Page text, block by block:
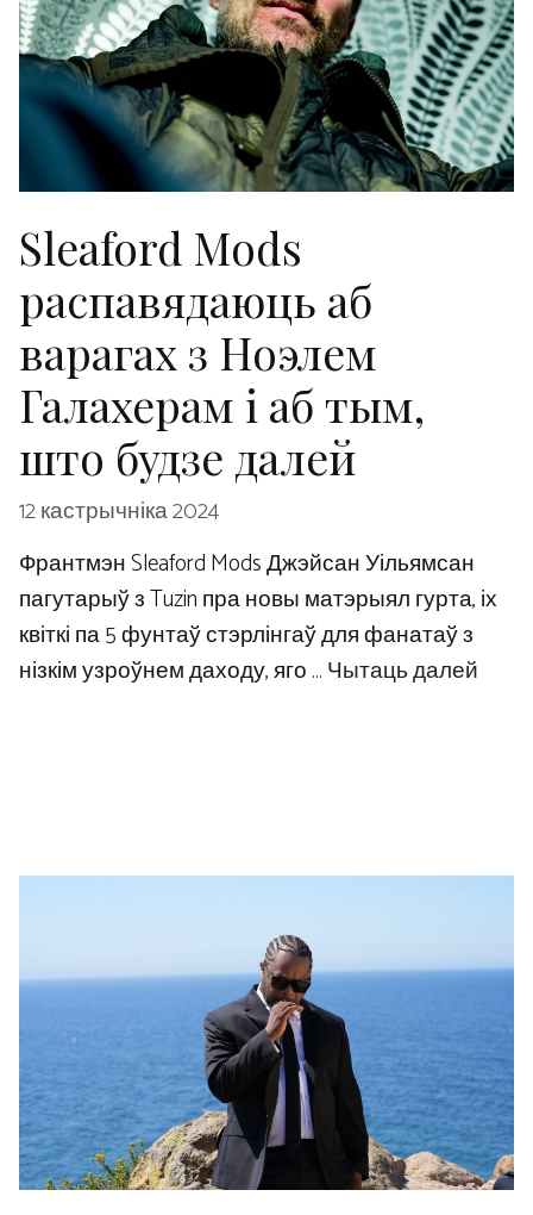
Sleaford Mods
распавядаюць аб
варагах з Ноэлем
Галахерам і аб тым,
што будзе далей
12 кастрычніка 2024
Франтмэн Sleaford Mods Джэйсан Уільямсан
пагутарыў з Tuzin пра новы матэрыял гурта, іх
квіткі па 5 фунтаў стэрлінгаў для фанатаў з
нізкім узроўнем даходу, яго …Чытаць далей